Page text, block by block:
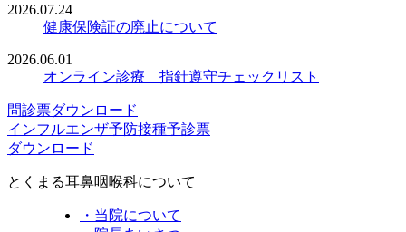
2026.07.24
健康保険証の廃止について
2026.06.01
オンライン診療 指針遵守チェックリスト
問診票ダウンロード
インフルエンザ予防接種予診票
ダウンロード
とくまる耳鼻咽喉科について
・当院について